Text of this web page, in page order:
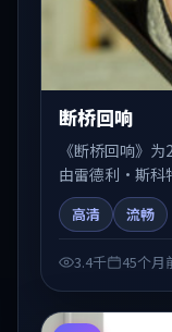
断桥回响
《断桥回响》
由雷德利·斯科
剧情在人物弧光
听质感。适合关
高清 流畅
3.4千 45个月